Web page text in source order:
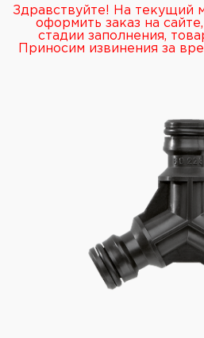
Здравствуйте! На текущий
оформить заказ на
стадии заполнения,
Приносим извинения за